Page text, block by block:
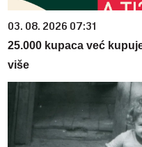
03. 08. 2026 07:31
25.000 kupaca već
više